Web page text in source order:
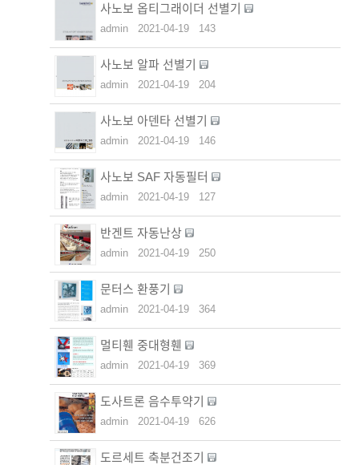
사노보 옵티그래이더 선별기
admin 2021-04-19 143
사노보 알파 선별기
admin 2021-04-19 204
사노보 아덴타 선별기
admin 2021-04-19 146
사노보 SAF 자동필터
admin 2021-04-19 127
반겐트 자동난상
admin 2021-04-19 250
문터스 환풍기
admin 2021-04-19 364
멀티휀 중대형휀
admin 2021-04-19 369
도사트론 음수투약기
admin 2021-04-19 626
도르세트 축분건조기